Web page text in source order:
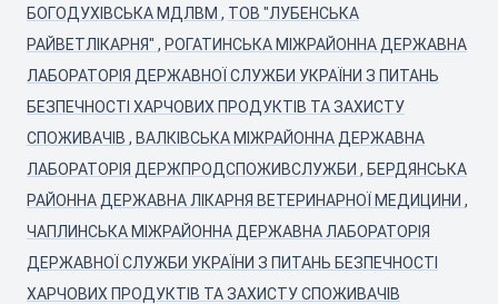
БОГОДУХІВСЬКА МДЛВМ , ТОВ "ЛУБЕНСЬКА
РАЙВЕТЛІКАРНЯ" , РОГАТИНСЬКА МІЖРАЙОННА ДЕРЖАВНА
ЛАБОРАТОРІЯ ДЕРЖАВНОЇ СЛУЖБИ УКРАЇНИ З ПИТАНЬ
БЕЗПЕЧНОСТІ ХАРЧОВИХ ПРОДУКТІВ ТА ЗАХИСТУ
СПОЖИВАЧІВ , ВАЛКІВСЬКА МІЖРАЙОННА ДЕРЖАВНА
ЛАБОРАТОРІЯ ДЕРЖПРОДСПОЖИВСЛУЖБИ , БЕРДЯНСЬКА
РАЙОННА ДЕРЖАВНА ЛІКАРНЯ ВЕТЕРИНАРНОЇ МЕДИЦИНИ ,
ЧАПЛИНСЬКА МІЖРАЙОННА ДЕРЖАВНА ЛАБОРАТОРІЯ
ДЕРЖАВНОЇ СЛУЖБИ УКРАЇНИ З ПИТАНЬ БЕЗПЕЧНОСТІ
ХАРЧОВИХ ПРОДУКТІВ ТА ЗАХИСТУ СПОЖИВАЧІВ